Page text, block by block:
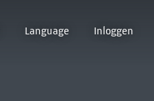
Language Inloggen